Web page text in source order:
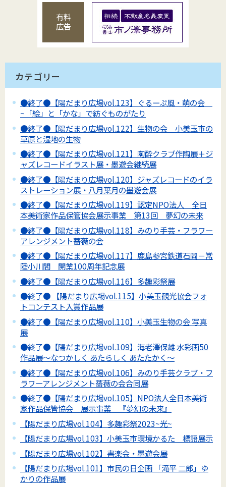
有料
広告
カテゴリー
●終了●【陽だまり広場vol.123】ぐるーぷ風・萌の会
~「絵」と「かな」で紡ぐものがたり
●終了●【陽だまり広場vol.122】生物の会 小美玉市の
草原と湿地の生物
●終了●【陽だまり広場vol.121】陶酔クラブ作陶展＋ジ
ャズレコードイラスト展・墨遊会継続展
●終了●【陽だまり広場vol.120】ジャズレコードのイラ
ストレーション展・八月葉月の墨遊会展
●終了●【陽だまり広場vol.119】認定NPO法人 全日
本美術家作品保管協会展示事業 第13回 夢幻の未来
●終了●【陽だまり広場vol.118】みのり手芸・フラワー
アレンジメント薔薇の会
●終了●【陽だまり広場vol.117】鹿島参宮鉄道石岡－常
陸小川間 開業100周年記念展
●終了●【陽だまり広場vol.116】多趣彩祭展
●終了● 【陽だまり広場vol.115】小美玉観光協会フォ
トコンテスト入賞作品展
●終了●【陽だまり広場vol.110】小美玉生物の会 写真
展
●終了●【陽だまり広場vol.109】海老澤保雄 水彩画50
作品展～なつかしく あたらしく あたたかく～
●終了●【陽だまり広場vol.106】みのり手芸クラブ・フ
ラワーアレンジメント薔薇の会合同展
●終了●【陽だまり広場vol.105】NPO法人全日本美術
家作品保管協会 展示事業 『夢幻の未来』
【陽だまり広場vol.104】多趣彩祭2023~光~
【陽だまり広場vol.103】小美玉市環境かるた 標語展示
【陽だまり広場vol.102】書楽会・墨遊会展
【陽だまり広場vol.101】市民の日企画 「滝平 二郎」ゆ
かりの作品展